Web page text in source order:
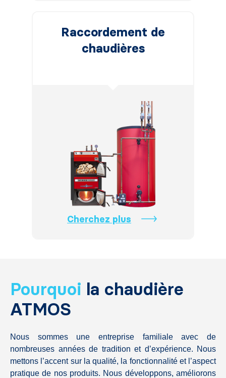
Raccordement de
chaudières
Cherchez plus
Pourquoi la chaudière
ATMOS
Nous sommes une entreprise familiale avec de
nombreuses années de tradition et d’expérience. Nous
mettons l’accent sur la qualité, la fonctionnalité et l’aspect
pratique de nos produits. Nous développons, améliorons